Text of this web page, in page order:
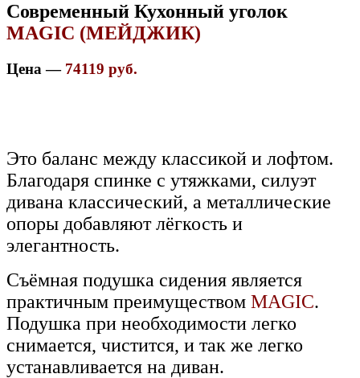
Современный Кухонный уголок
MAGIC (МЕЙДЖИК)
Цена — 74119 руб.
Это баланс между классикой и лофтом.
Благодаря спинке с утяжками, силуэт
дивана классический, а металлические
опоры добавляют лёгкость и
элегантность.
Съёмная подушка сидения является
практичным преимуществом MAGIC.
Подушка при необходимости легко
снимается, чистится, и так же легко
устанавливается на диван.